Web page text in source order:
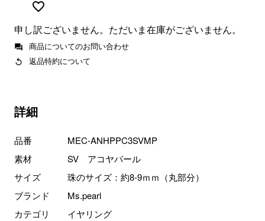
申し訳ございません。ただいま在庫がございません。
商品についてのお問い合わせ
返品特約について
詳細
品番
MEC-ANHPPC3SVMP
素材
SV アコヤパール
サイズ
珠のサイズ：約8-9ｍｍ（丸部分）
ブランド
Ms.pearl
カテゴリ
イヤリング